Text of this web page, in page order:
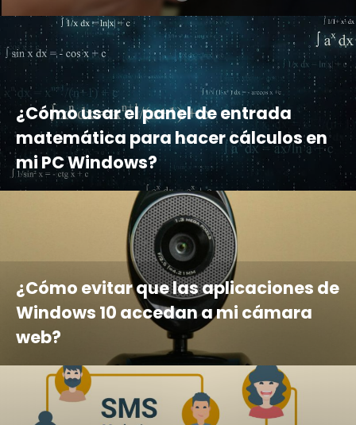
¿Cómo usar el panel de entrada
matemática para hacer cálculos en
mi PC Windows?
¿Cómo evitar que las aplicaciones de
Windows 10 accedan a mi cámara
web?